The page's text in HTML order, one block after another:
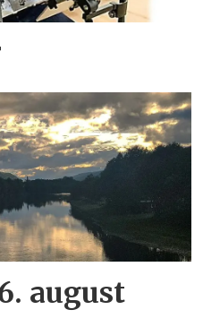
august